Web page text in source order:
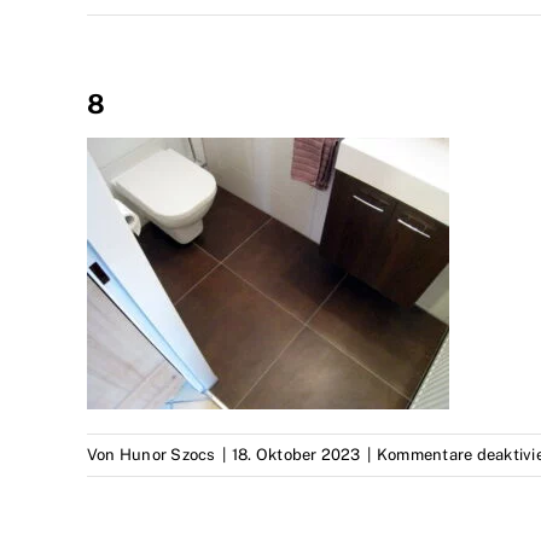
8
Von Hunor Szocs 18. Oktober 2023 Kommentare